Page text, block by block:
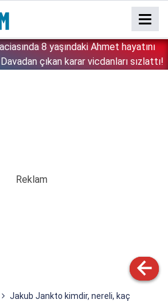
dosya kalmayacak'' demişti: Bakan
2 çocuğun ölümünü mercek altına
Jakub Jankto kimdir, nereli, kaç